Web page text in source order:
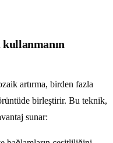
artırma, birden fazla
birleştirir. Bu teknik,
sunar: